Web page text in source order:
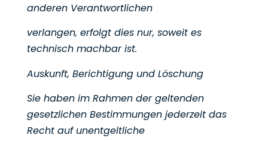
anderen Verantwortlichen
verlangen, erfolgt dies nur, soweit es
technisch machbar ist.
Auskunft, Berichtigung und Löschung
Sie haben im Rahmen der geltenden
gesetzlichen Bestimmungen jederzeit das
Recht auf unentgeltliche